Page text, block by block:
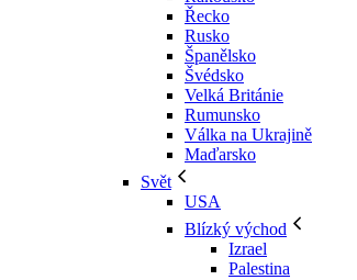
Řecko
Rusko
Španělsko
Švédsko
Velká Británie
Rumunsko
Válka na Ukrajině
Maďarsko
Svět
USA
Blízký východ
Izrael
Palestina